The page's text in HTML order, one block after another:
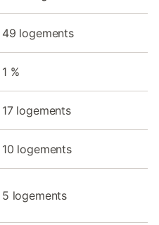
49 logements
1 %
17 logements
10 logements
5 logements